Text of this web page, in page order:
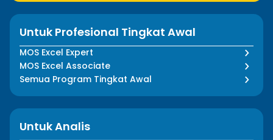
Untuk Profesional Tingkat Awal
MOS Excel Expert
MOS Excel Associate
Semua Program Tingkat Awal
Untuk Analis